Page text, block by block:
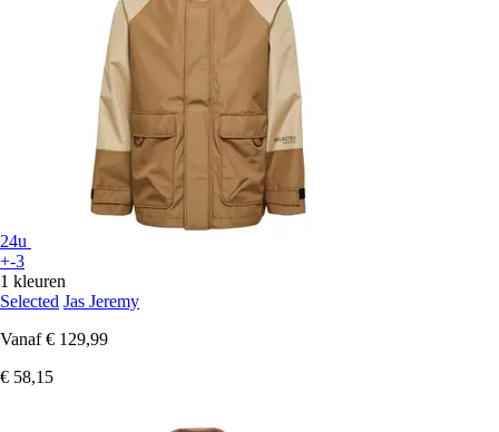
24u
+-3
1 kleuren
Selected Jas Jeremy
Vanaf € 129,99
€ 58,15